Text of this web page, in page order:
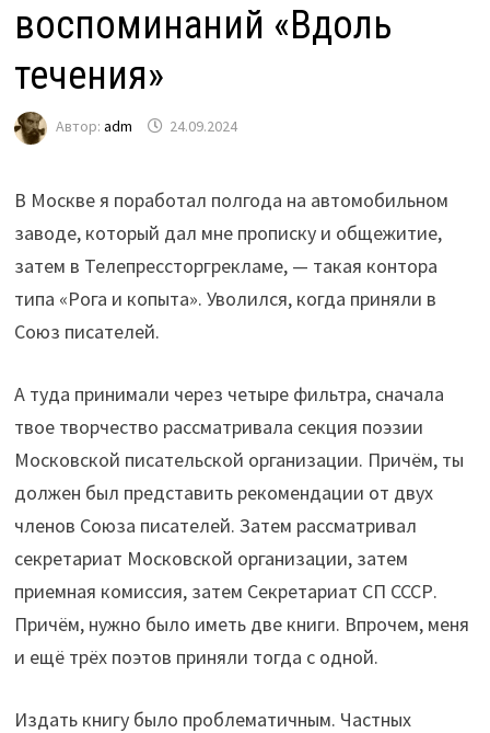
воспоминаний «Вдоль
течения»
Автор: adm 24.09.2024
В Москве я поработал полгода на автомобильном
заводе, который дал мне прописку и общежитие,
затем в Телепрессторгрекламе, — такая контора
типа «Рога и копыта». Уволился, когда приняли в
Союз писателей.
А туда принимали через четыре фильтра, сначала
твое творчество рассматривала секция поэзии
Московской писательской организации. Причём, ты
должен был представить рекомендации от двух
членов Союза писателей. Затем рассматривал
секретариат Московской организации, затем
приемная комиссия, затем Секретариат СП СССР.
Причём, нужно было иметь две книги. Впрочем, меня
и ещё трёх поэтов приняли тогда с одной.
Издать книгу было проблематичным. Частных